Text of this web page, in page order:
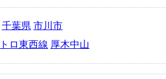
千葉県 市川市
ロ東西線 厚木中山